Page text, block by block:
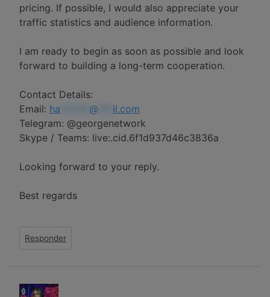
pricing. If possible, I would also appreciate your
traffic statistics and audience information.
I am ready to begin as soon as possible and look
forward to building a long-term cooperation.
Contact Details:
Email: ha @
il.com
Telegram: @georgenetwork
Skype / Teams: live:.cid.6f1d937d46c3836a
Looking forward to your reply.
Best regards
Responder